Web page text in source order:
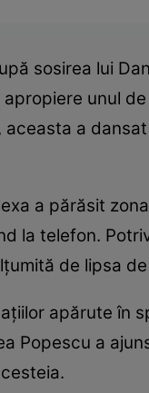
sosirea lui
apropiere unul
aceasta a
a părăsit
la telefon.
de lipsa
apărute în
Popescu a